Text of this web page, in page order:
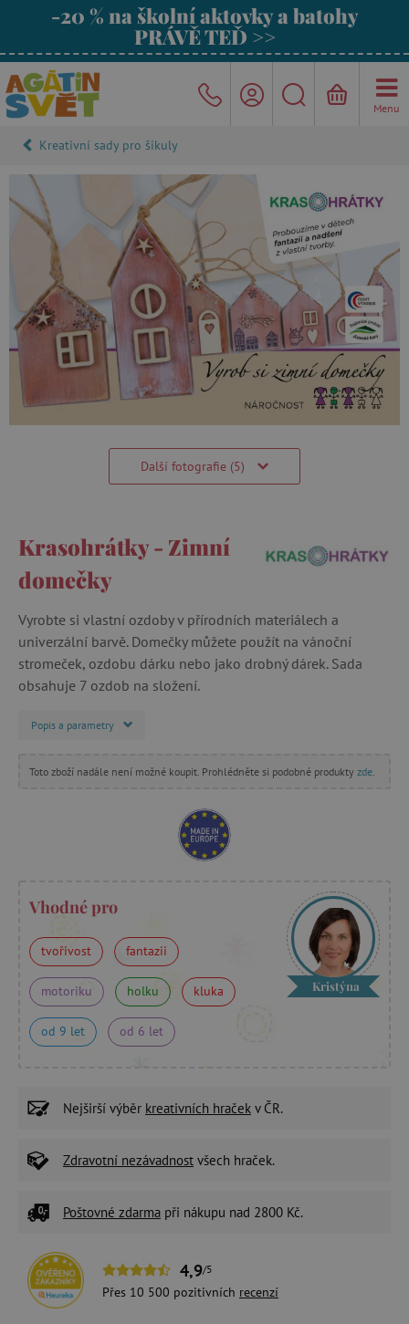
-20 % na školní aktovky a batohy
PRÁVĚ TEĎ >>
Menu
Kreativní sady pro šikuly
Další fotografie (5)
Krasohrátky - Zimní
domečky
Vyrobte si vlastní ozdoby v přírodních materiálech a
univerzální barvě. Domečky můžete použít na vánoční
stromeček, ozdobu dárku nebo jako drobný dárek. Sada
obsahuje 7 ozdob na složení.
Popis a parametry
Toto zboží nadále není možné koupit. Prohlédněte si podobné produkty zde
Vhodné pro
tvořivost fantazii
motoriku holku kluka
od 9 let od 6 let
Kristýna
Nejširší výběr kreativních hraček v ČR.
Zdravotní nezávadnost všech hraček.
Poštovné zdarma při nákupu nad 2800 Kč.
4,9/5
Přes 10 500 pozitivních recenzí